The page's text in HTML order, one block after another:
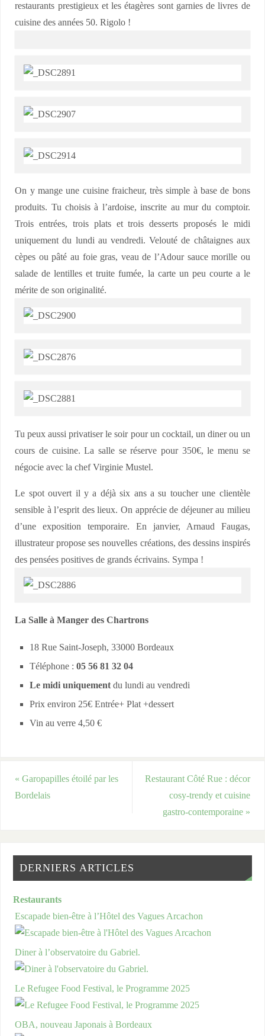
restaurants prestigieux et les étagères sont garnies de livres de
cuisine des années 50. Rigolo !
On y mange une cuisine fraicheur, très simple à base de bons
produits. Tu choisis à l’ardoise, inscrite au mur du comptoir.
Trois entrées, trois plats et trois desserts proposés le midi
uniquement du lundi au vendredi. Velouté de châtaignes aux
cèpes ou pâté au foie gras, veau de l’Adour sauce morille ou
salade de lentilles et truite fumée, la carte un peu courte a le
mérite de son originalité.
Tu peux aussi privatiser le soir pour un cocktail, un diner ou un
cours de cuisine. La salle se réserve pour 350€, le menu se
négocie avec la chef Virginie Mustel.
Le spot ouvert il y a déjà six ans a su toucher une clientèle
sensible à l’esprit des lieux. On apprécie de déjeuner au milieu
d’une exposition temporaire. En janvier, Arnaud Faugas,
illustrateur propose ses nouvelles créations, des dessins inspirés
des pensées positives de grands écrivains. Sympa !
La Salle à Manger des Chartrons
18 Rue Saint-Joseph, 33000 Bordeaux
Téléphone : 05 56 81 32 04
Le midi uniquementdu lundi au vendredi
Prix environ 25€ Entrée+ Plat +dessert
Vin au verre 4,50 €
« Garopapilles étoilé par les
Bordelais
Restaurant Côté Rue : décor
cosy-trendy et cuisine
gastro-contemporaine »
DERNIERS ARTICLES
Restaurants
Escapade bien-être à l’Hôtel des Vagues Arcachon
Diner à l’observatoire du Gabriel.
Le Refugee Food Festival, le Programme 2025
OBA, nouveau Japonais à Bordeaux